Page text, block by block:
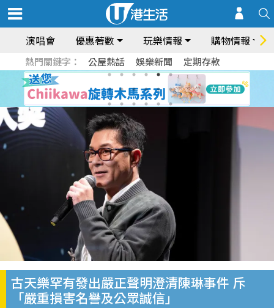
演唱會 優惠著數 玩樂情報 購物情報
熱門關鍵字： 公屋熱話 娛樂新聞 定期存款
古天樂罕有發出嚴正聲明澄清陳琳事件 斥
「嚴重損害名譽及公眾誠信」